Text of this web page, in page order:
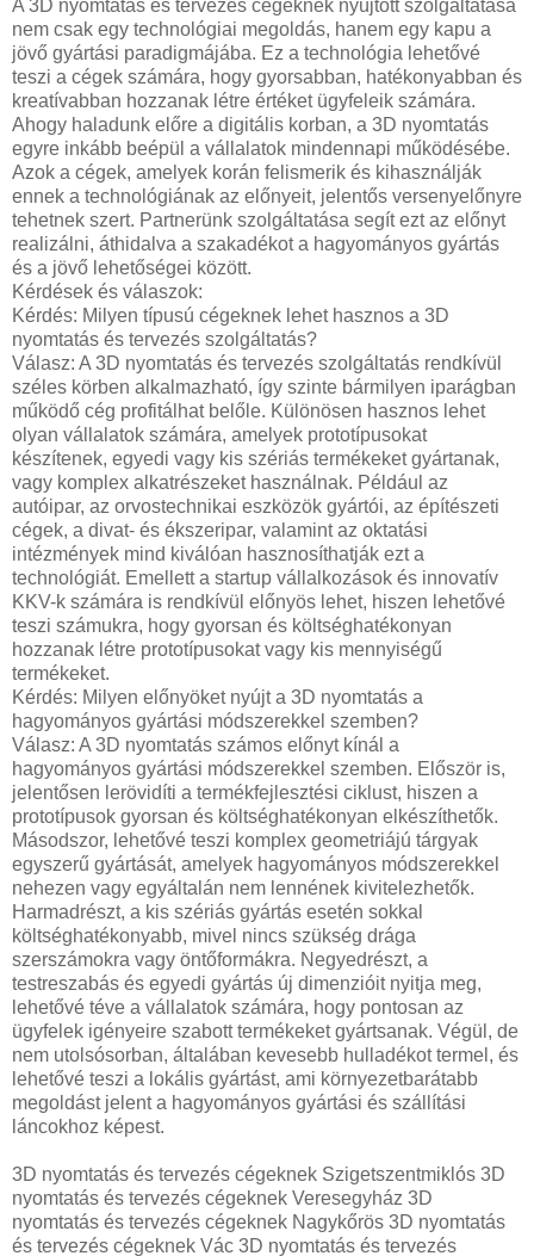
A 3D nyomtatás és tervezés cégeknek nyújtott szolgáltatása
nem csak egy technológiai megoldás, hanem egy kapu a
jövő gyártási paradigmájába. Ez a technológia lehetővé
teszi a cégek számára, hogy gyorsabban, hatékonyabban és
kreatívabban hozzanak létre értéket ügyfeleik számára.
Ahogy haladunk előre a digitális korban, a 3D nyomtatás
egyre inkább beépül a vállalatok mindennapi működésébe.
Azok a cégek, amelyek korán felismerik és kihasználják
ennek a technológiának az előnyeit, jelentős versenyelőnyre
tehetnek szert. Partnerünk szolgáltatása segít ezt az előnyt
realizálni, áthidalva a szakadékot a hagyományos gyártás
és a jövő lehetőségei között.
Kérdések és válaszok:
Kérdés: Milyen típusú cégeknek lehet hasznos a 3D
nyomtatás és tervezés szolgáltatás?
Válasz: A 3D nyomtatás és tervezés szolgáltatás rendkívül
széles körben alkalmazható, így szinte bármilyen iparágban
működő cég profitálhat belőle. Különösen hasznos lehet
olyan vállalatok számára, amelyek prototípusokat
készítenek, egyedi vagy kis szériás termékeket gyártanak,
vagy komplex alkatrészeket használnak. Például az
autóipar, az orvostechnikai eszközök gyártói, az építészeti
cégek, a divat- és ékszeripar, valamint az oktatási
intézmények mind kiválóan hasznosíthatják ezt a
technológiát. Emellett a startup vállalkozások és innovatív
KKV-k számára is rendkívül előnyös lehet, hiszen lehetővé
teszi számukra, hogy gyorsan és költséghatékonyan
hozzanak létre prototípusokat vagy kis mennyiségű
termékeket.
Kérdés: Milyen előnyöket nyújt a 3D nyomtatás a
hagyományos gyártási módszerekkel szemben?
Válasz: A 3D nyomtatás számos előnyt kínál a
hagyományos gyártási módszerekkel szemben. Először is,
jelentősen lerövidíti a termékfejlesztési ciklust, hiszen a
prototípusok gyorsan és költséghatékonyan elkészíthetők.
Másodszor, lehetővé teszi komplex geometriájú tárgyak
egyszerű gyártását, amelyek hagyományos módszerekkel
nehezen vagy egyáltalán nem lennének kivitelezhetők.
Harmadrészt, a kis szériás gyártás esetén sokkal
költséghatékonyabb, mivel nincs szükség drága
szerszámokra vagy öntőformákra. Negyedrészt, a
testreszabás és egyedi gyártás új dimenzióit nyitja meg,
lehetővé téve a vállalatok számára, hogy pontosan az
ügyfelek igényeire szabott termékeket gyártsanak. Végül, de
nem utolsósorban, általában kevesebb hulladékot termel, és
lehetővé teszi a lokális gyártást, ami környezetbarátabb
megoldást jelent a hagyományos gyártási és szállítási
láncokhoz képest.
3D nyomtatás és tervezés cégeknek Szigetszentmiklós 3D
nyomtatás és tervezés cégeknek Veresegyház 3D
nyomtatás és tervezés cégeknek Nagykőrös 3D nyomtatás
és tervezés cégeknek Vác 3D nyomtatás és tervezés